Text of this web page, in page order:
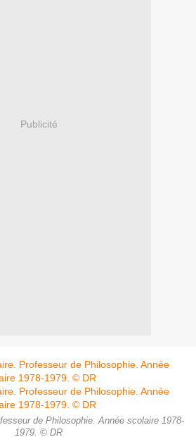
Publicité
de Philosophie. Année scolaire 1978-
1979. © DR